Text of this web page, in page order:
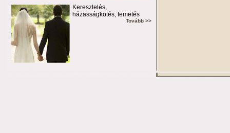
Keresztelés,
házasságkötés, temetés
Tovább >>